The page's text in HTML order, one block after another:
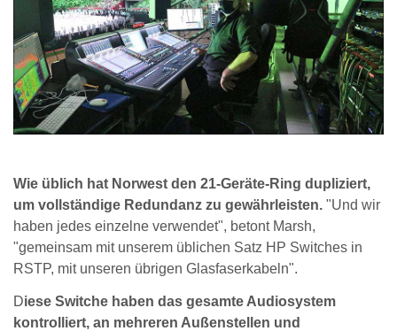
Wie üblich hat Norwest den 21-Geräte-Ring dupliziert,
um vollständige Redundanz zu gewährleisten. "Und wir
haben jedes einzelne verwendet", betont Marsh,
"gemeinsam mit unserem üblichen Satz HP Switches in
RSTP, mit unseren übrigen Glasfaserkabeln".
Diese Switche haben das gesamte Audiosystem
kontrolliert, an mehreren Außenstellen und